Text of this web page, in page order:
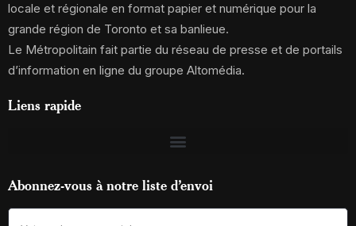
locale et régionale en format papier et numérique pour la
grande région de Toronto et sa banlieue.
Le Métropolitain fait partie du réseau de presse et de portails
d’information en ligne du groupe Altomédia.
Liens rapide
Abonnez-vous à notre liste d’envoi